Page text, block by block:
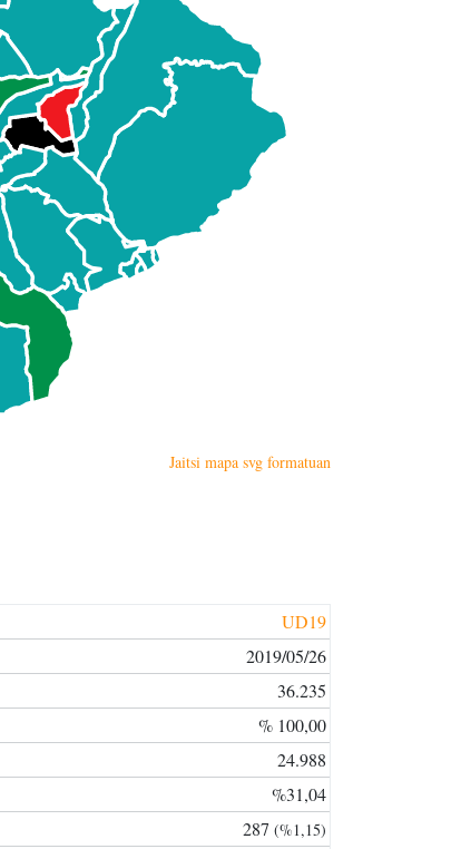
Jaitsi mapa svg formatuan
UD19
2019/05/26
36.235
% 100,00
24.988
%31,04
287 (%1,15)